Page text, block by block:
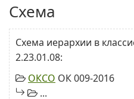
Схема
Схема иерархии в
2.23.01.08:
ОКСО ОК 009-2016
...